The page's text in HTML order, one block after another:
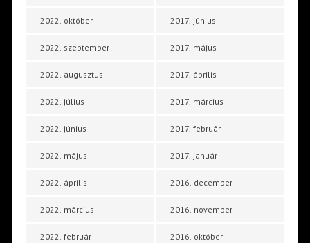
2022. október
2022. szeptember
2022. augusztus
2022. július
2022. június
2022. május
2022. április
2022. március
2022. február
2017. június
2017. május
2017. április
2017. március
2017. február
2017. január
2016. december
2016. november
2016. október